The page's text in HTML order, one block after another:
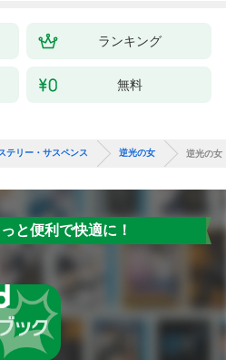
ランキング
無料
テリー・サスペンス 逆光の女 逆光の女
と便利で快適に！